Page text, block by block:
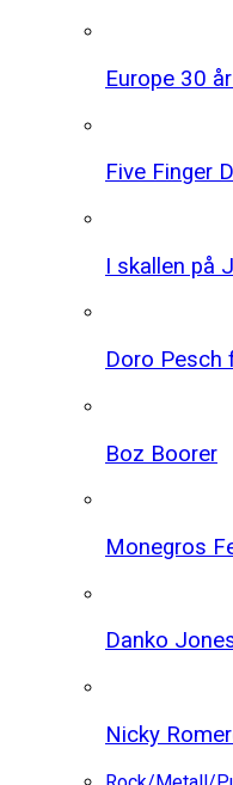
Europe 30
Five Finger
I skallen på
Doro Pesch
Boz Boorer
Monegros
Danko
Nicky